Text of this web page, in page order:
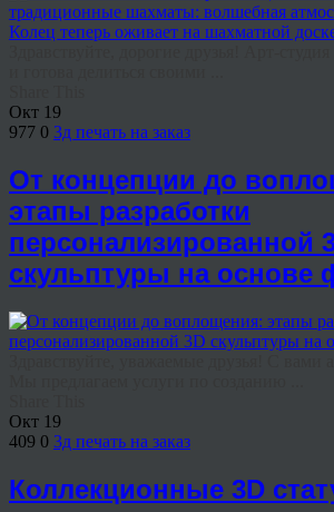
Окт 19
977 0 3д печать на заказ
От концепции до
этапы разработки
персонализированной
скульптуры на основе
Окт 19
409 0 3д печать на заказ
Коллекционные 3D